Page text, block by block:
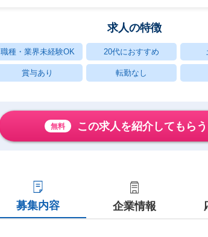
求人の特徴
職種・業界未経験OK 20代におすすめ
賞与あり 転勤なし
無料 この求人を紹介してもらう
募集内容 企業情報